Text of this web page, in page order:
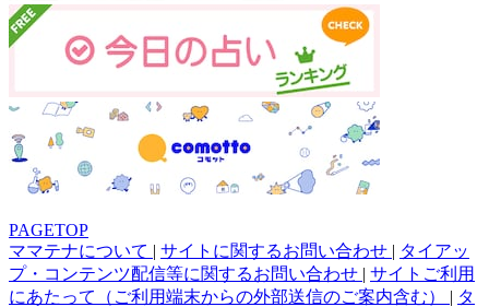
PAGETOP
ママテナについて | サイトに関するお問い合わせ | タイアッ
プ・コンテンツ配信等に関するお問い合わせ | サイトご利用
にあたって（ご利用端末からの外部送信のご案内含む） | タ